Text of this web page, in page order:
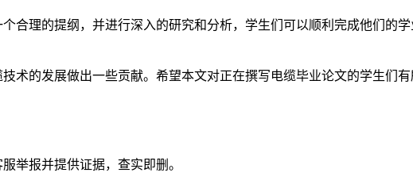
合理的提纲，并进行深入的研究和分析，学生们可以顺利完成他们的
术的发展做出一些贡献。希望本文对正在撰写电缆毕业论文的学生们有
举报并提供证据，查实即删。